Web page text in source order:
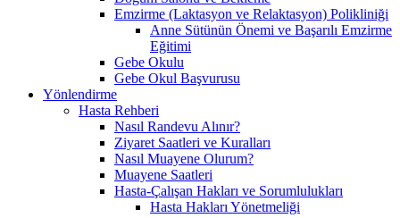
Emzirme (Laktasyon ve Relaktasyon) Polikliniği
Anne Sütünün Önemi ve Başarılı Emzirme
Eğitimi
Gebe Okulu
Gebe Okul Başvurusu
Yönlendirme
Hasta Rehberi
Nasıl Randevu Alınır?
Ziyaret Saatleri ve Kuralları
Nasıl Muayene Olurum?
Muayene Saatleri
Hasta-Çalışan Hakları ve Sorumlulukları
Hasta Hakları Yönetmeliği